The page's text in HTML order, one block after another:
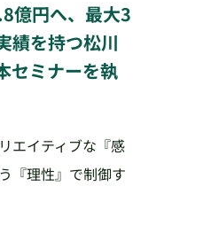
億円へ、最大3
績を持つ松川
セミナーを執
エイティブな『感
『理性』で制御す